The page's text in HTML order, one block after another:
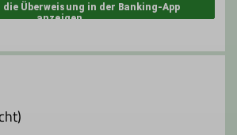
die Überweisung in der Banking-App
anzeigen